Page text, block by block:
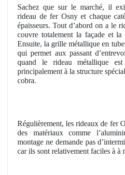
Sachez que sur le marché, il
rideau de fer Osny et chaque
épaisseurs. Tout d’abord on a le
couvre totalement la façade et
Ensuite, la grille métallique en
qui permet aux passant
quand le rideau métallique
principalement à la structure
cobra.
Régulièrement, les rideaux de fer
des matériaux comme
montage ne demande pas
car ils sont relativement faciles à à